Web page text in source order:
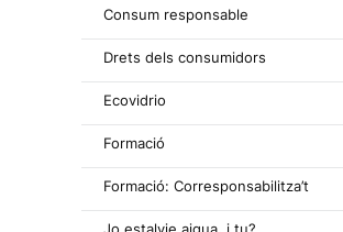
Consum responsable
Drets dels consumidors
Ecovidrio
Formació
Formació: Corresponsabilitza’t